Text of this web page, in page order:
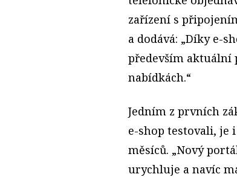
zařízení s
a dodává: „Díky e-
především aktuální
nabídkách.“
Jedním z prvních
e-shop testovali, je
měsíců. „Nový
urychluje a navíc